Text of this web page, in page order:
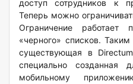
доступ сотрудников к
Теперь можно
Ограничение работает
«черного» списков.
существующая в
специально созданная
мобильному